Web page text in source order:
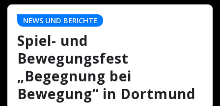
NEWS UND BERICHTE
Spiel- und
Bewegungsfest
„Begegnung bei
Bewegung“ in Dortmund